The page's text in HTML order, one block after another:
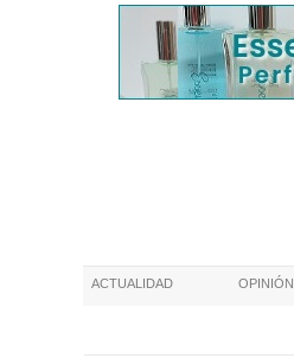
ACTUALIDAD OPINIÓN